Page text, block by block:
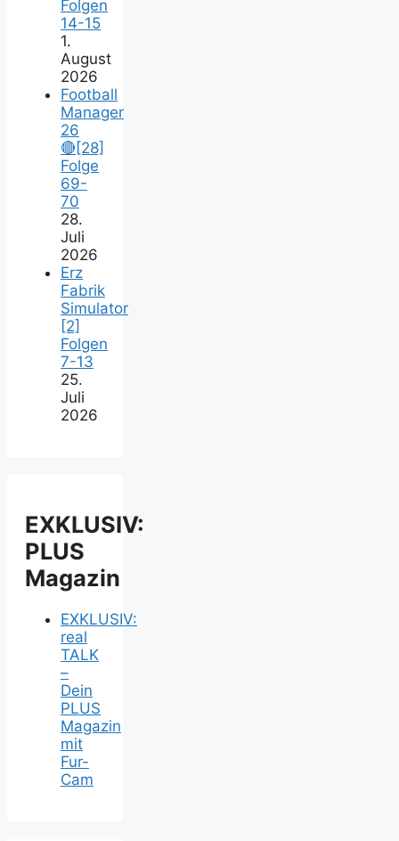
Folgen
14-15
1.
August
2026
Football
Manager
26
🔴[28]
Folge
69-
70
28.
Juli
2026
Erz
Fabrik
Simulator
[2]
Folgen
7-13
25.
Juli
2026
EXKLUSIV:
PLUS
Magazin
EXKLUSIV:
real
TALK
–
Dein
PLUS
Magazin
mit
Fur-
Cam